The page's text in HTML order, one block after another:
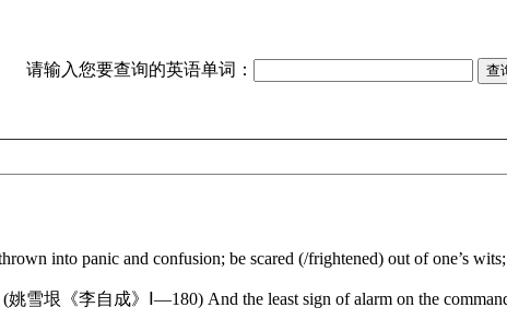
请输入您要查询的英语单词：
into panic and confusion; be scared (/frightened) out of one’s
《李自成》Ⅰ—180) And the least sign of alarm on the